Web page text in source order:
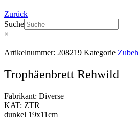
Zurück
Suche
×
Artikelnummer: 208219 Kategorie
Trophäenbrett Rehwild
Fabrikant: Diverse
KAT: ZTR
dunkel 19x11cm